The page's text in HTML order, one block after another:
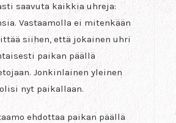
saavuta kaikkia uhreja:
Vastaamolla ei mitenkään
siihen, että jokainen uhri
paikan päällä
Jonkinlainen yleinen
nyt paikallaan.
ehdottaa paikan päällä